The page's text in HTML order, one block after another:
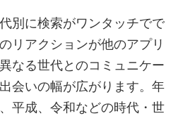
別に検索がワンタッチでで
リアクションが他のアプリ
なる世代とのコミュニケー
会いの幅が広がります。年
平成、令和などの時代・世